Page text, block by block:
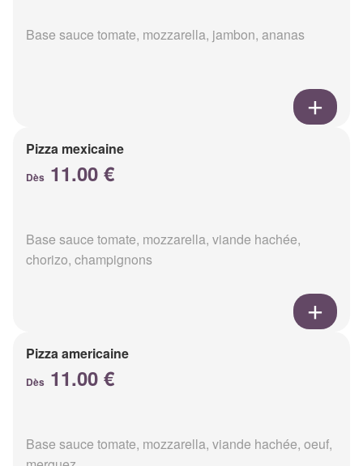
Base sauce tomate, mozzarella, jambon, ananas
Pizza mexicaine
Dès 11.00 €
Base sauce tomate, mozzarella, viande hachée,
chorizo, champignons
Pizza americaine
Dès 11.00 €
Base sauce tomate, mozzarella, viande hachée, oeuf,